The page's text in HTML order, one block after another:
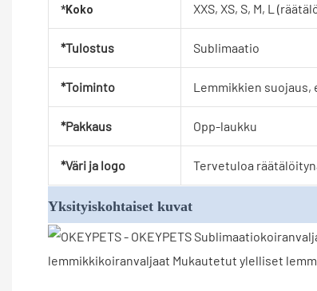
*Koko XXS, XS, S, M, L
*Tulostus Sublimaatio
*Toiminto Lemmikkien suojaus,
*Pakkaus Opp-laukku
*Väri ja logo Tervetuloa
Yksityiskohtaiset kuvat